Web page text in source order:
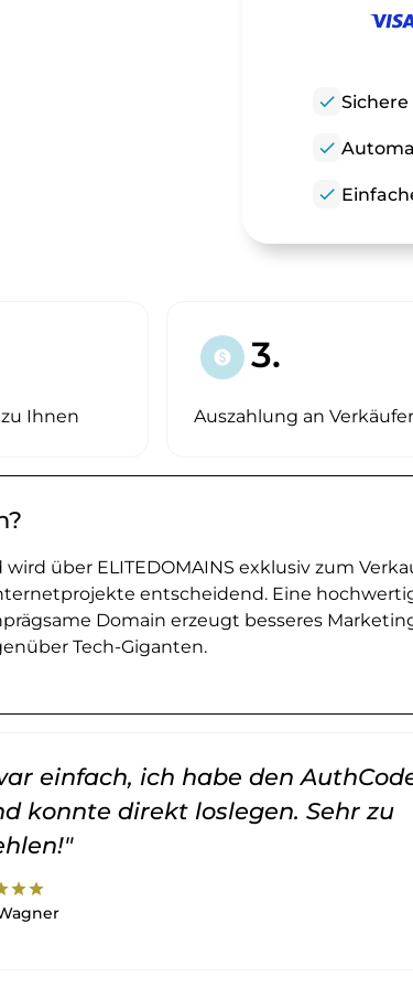
check
check
check
Ihnen
paid 3.
Auszahlung an Verkäufer
über ELITEDOMAINS exklusiv zum
entscheidend. Eine
Domain erzeugt besseres
Tech-Giganten.
einfach, ich habe den
konnte direkt loslegen. Sehr zu
starstar